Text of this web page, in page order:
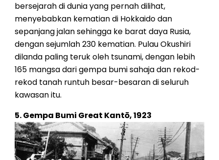
bersejarah di dunia yang pernah dilihat,
menyebabkan kematian di Hokkaido dan
sepanjang jalan sehingga ke barat daya Rusia,
dengan sejumlah 230 kematian. Pulau Okushiri
dilanda paling teruk oleh tsunami, dengan lebih
165 mangsa dari gempa bumi sahaja dan rekod-
rekod tanah runtuh besar-besaran di seluruh
kawasan itu.
5. Gempa Bumi Great Kantō, 1923